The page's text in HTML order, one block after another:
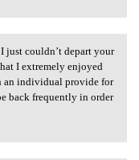
I just
just couldn’t depart your
I extremely enjoyed
an individual provide for
back frequently in order